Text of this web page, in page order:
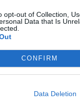
opt-out of Collection,
Data that Is
CONFIRM
Data Deletion
den tänkta
för att sen
godkänt, men nu
& Mek AB, ett